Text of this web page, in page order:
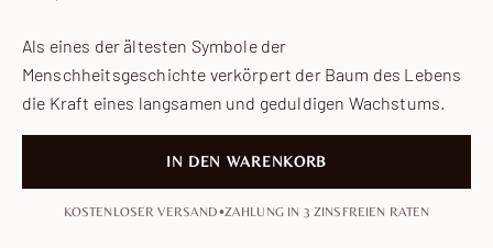
Als eines der ältesten Symbole der
Menschheitsgeschichte verkörpert der Baum des Lebens
die Kraft eines langsamen und geduldigen Wachstums.
IN DEN WARENKORB
KOSTENLOSER VERSAND•ZAHLUNG IN 3 ZINSFREIEN RATEN